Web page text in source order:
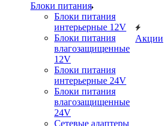
Блоки питания
Блоки питания
интерьерные 12V
Блоки питания
влагозащищенные
12V
Блоки питания
интерьерные 24V
Блоки питания
влагозащищенные
24V
Сетевые адаптеры
Акции